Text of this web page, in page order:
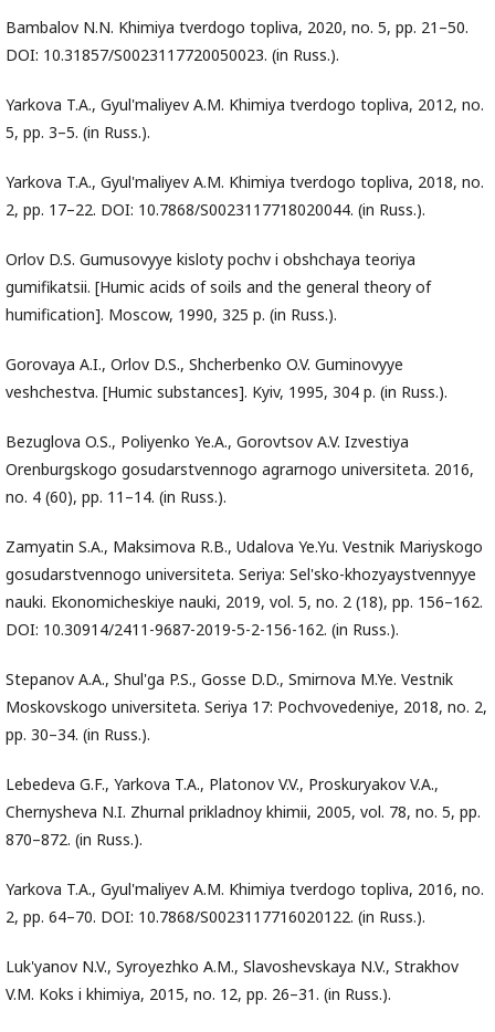
Bambalov N.N. Khimiya tverdogo topliva, 2020, no. 5, pp. 21–50.
DOI: 10.31857/S0023117720050023. (in Russ.).
Yarkova T.A., Gyul'maliyev A.M. Khimiya tverdogo topliva, 2012, no.
5, pp. 3–5. (in Russ.).
Yarkova T.A., Gyul'maliyev A.M. Khimiya tverdogo topliva, 2018, no.
2, pp. 17–22. DOI: 10.7868/S0023117718020044. (in Russ.).
Orlov D.S. Gumusovyye kisloty pochv i obshchaya teoriya
gumifikatsii. [Humic acids of soils and the general theory of
humification]. Moscow, 1990, 325 p. (in Russ.).
Gorovaya A.I., Orlov D.S., Shcherbenko O.V. Guminovyye
veshchestva. [Humic substances]. Kyiv, 1995, 304 p. (in Russ.).
Bezuglova O.S., Poliyenko Ye.A., Gorovtsov A.V. Izvestiya
Orenburgskogo gosudarstvennogo agrarnogo universiteta. 2016,
no. 4 (60), pp. 11–14. (in Russ.).
Zamyatin S.A., Maksimova R.B., Udalova Ye.Yu. Vestnik Mariyskogo
gosudarstvennogo universiteta. Seriya: Sel'sko-khozyaystvennyye
nauki. Ekonomicheskiye nauki, 2019, vol. 5, no. 2 (18), pp. 156–162.
DOI: 10.30914/2411-9687-2019-5-2-156-162. (in Russ.).
Stepanov A.A., Shul'ga P.S., Gosse D.D., Smirnova M.Ye. Vestnik
Moskovskogo universiteta. Seriya 17: Pochvovedeniye, 2018, no. 2,
pp. 30–34. (in Russ.).
Lebedeva G.F., Yarkova T.A., Platonov V.V., Proskuryakov V.A.,
Chernysheva N.I. Zhurnal prikladnoy khimii, 2005, vol. 78, no. 5, pp.
870–872. (in Russ.).
Yarkova T.A., Gyul'maliyev A.M. Khimiya tverdogo topliva, 2016, no.
2, pp. 64–70. DOI: 10.7868/S0023117716020122. (in Russ.).
Luk'yanov N.V., Syroyezhko A.M., Slavoshevskaya N.V., Strakhov
V.M. Koks i khimiya, 2015, no. 12, pp. 26–31. (in Russ.).